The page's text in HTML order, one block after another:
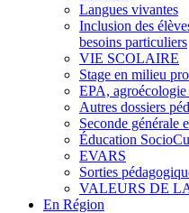
Langues vivantes
Inclusion des
besoins particuliers
VIE SCOLAIRE
Stage en milieu
EPA, agroécologie
Autres dossiers
Seconde générale
Éducation
EVARS
Sorties
VALEURS DE
En Région